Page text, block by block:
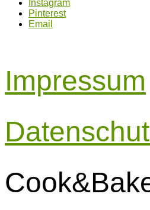
Instagram
Pinterest
Email
Impressum